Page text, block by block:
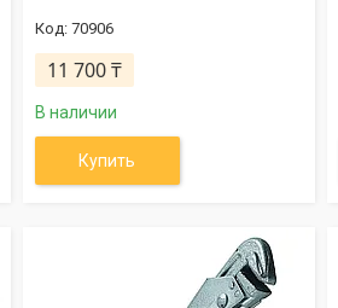
70906
11 700 ₸
В наличии
Купить